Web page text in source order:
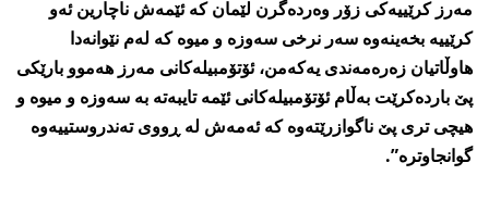
مه‌رز كرێییه‌كی زۆر وه‌رده‌گرن لێمان كه‌ ئێمه‌ش ناچارین ئه‌و
كرێییه‌ بخه‌ینه‌وه‌ سه‌ر نرخی سه‌وزه‌ و میوه‌ كه‌ له‌م نێوانه‌دا
هاوڵاتیان زه‌ره‌مه‌ندی یه‌كه‌من، ئۆتۆمبیله‌كانی مه‌رز هه‌موو بارێكی
پێ بارده‌كرێت به‌ڵام ئۆتۆمبیله‌كانی ئێمه‌ تایبه‌ته‌ به‌ سه‌وزه‌ و میوه‌ و
هیچی تری پێ ناگوازرێته‌وه‌ كه‌ ئه‌مه‌ش له‌ ڕووی ته‌ندروستییه‌وه‌
گوانجاوتره‌”.